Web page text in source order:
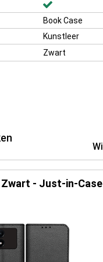
Book Case
Kunstleer
Zwart
- Just-in-Case